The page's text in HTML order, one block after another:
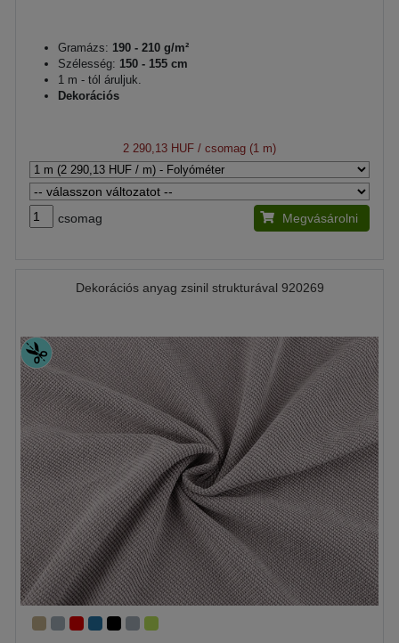
Gramázs: 190 - 210 g/m²
Szélesség: 150 - 155 cm
1 m - tól áruljuk.
Dekorációs
2 290,13 HUF / csomag (1 m)
csomag Megvásárolni
Dekorációs anyag zsinil strukturával 920269